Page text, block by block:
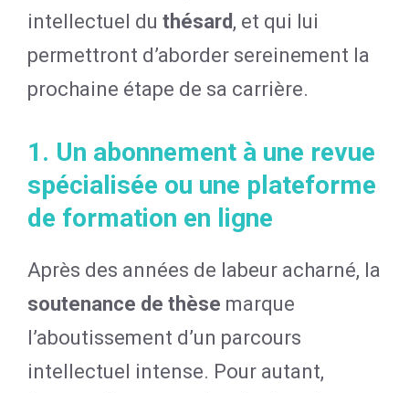
intellectuel du thésard, et qui lui
permettront d’aborder sereinement la
prochaine étape de sa carrière.
1. Un abonnement à une revue
spécialisée ou une plateforme
de formation en ligne
Après des années de labeur acharné, la
soutenance de thèse marque
l’aboutissement d’un parcours
intellectuel intense. Pour autant,